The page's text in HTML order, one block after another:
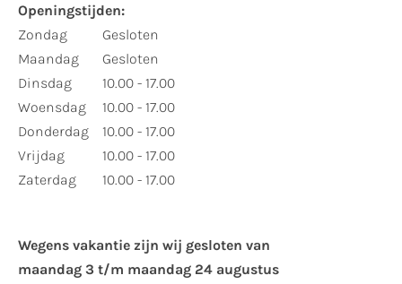
Openingstijden:
Zondag
Maandag
Dinsdag
Woensdag
Donderdag
Vrijdag
Zaterdag
Gesloten
Gesloten
10.00 - 17.00
10.00 - 17.00
10.00 - 17.00
10.00 - 17.00
10.00 - 17.00
Wegens vakantie zijn wij gesloten van ​
maandag 3 t/m maandag 24 augustus